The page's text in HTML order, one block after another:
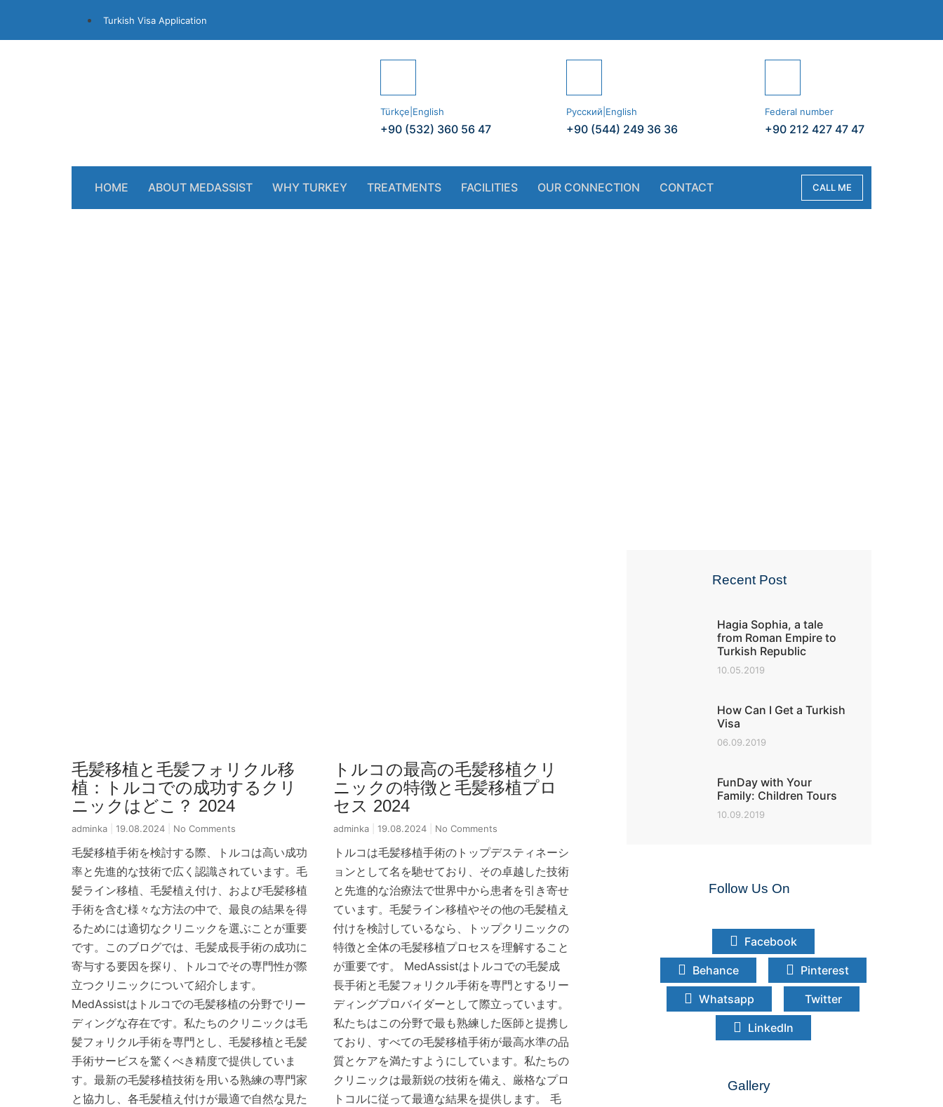
Turkish Visa Application
Türkçe|English
+90 (532) 360 56 47
Русский|English
+90 (544) 249 36 36
Federal number
+90 212 427 47 47
HOME ABOUT MEDASSIST WHY TURKEY TREATMENTS FACILITIES OUR CONNECTION CONTACT CALL ME
毛髪移植と毛髪フォリクル移
植：トルコでの成功するクリ
ニックはどこ？ 2024
adminka 19.08.2024 No Comments
毛髪移植手術を検討する際、トルコは高い成功
率と先進的な技術で広く認識されています。毛
髪ライン移植、毛髪植え付け、および毛髪移植
手術を含む様々な方法の中で、最良の結果を得
るためには適切なクリニックを選ぶことが重要
です。このブログでは、毛髪成長手術の成功に
寄与する要因を探り、トルコでその専門性が際
立つクリニックについて紹介します。
MedAssistはトルコでの毛髪移植の分野でリー
ディングな存在です。私たちのクリニックは毛
髪フォリクル手術を専門とし、毛髪移植と毛髪
手術サービスを驚くべき精度で提供していま
す。最新の毛髪移植技術を用いる熟練の専門家
と協力し、各毛髪植え付けが最適で自然な見た
トルコの最高の毛髪移植クリ
ニックの特徴と毛髪移植プロ
セス 2024
adminka 19.08.2024 No Comments
トルコは毛髪移植手術のトップデスティネーシ
ョンとして名を馳せており、その卓越した技術
と先進的な治療法で世界中から患者を引き寄せ
ています。毛髪ライン移植やその他の毛髪植え
付けを検討しているなら、トップクリニックの
特徴と全体の毛髪移植プロセスを理解すること
が重要です。 MedAssistはトルコでの毛髪成
長手術と毛髪フォリクル手術を専門とするリー
ディングプロバイダーとして際立っています。
私たちはこの分野で最も熟練した医師と提携し
ており、すべての毛髪移植手術が最高水準の品
質とケアを満たすようにしています。私たちの
クリニックは最新鋭の技術を備え、厳格なプロ
トコルに従って最適な結果を提供します。 毛
Recent Post
Hagia Sophia, a tale
from Roman Empire to
Turkish Republic
10.05.2019
How Can I Get a Turkish
Visa
06.09.2019
FunDay with Your
Family: Children Tours
10.09.2019
Follow Us On
Facebook
Behance Pinterest
Whatsapp Twitter
LinkedIn
Gallery